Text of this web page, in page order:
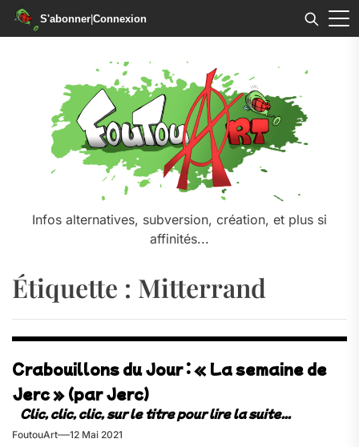
S'abonner|Connexion
Infos alternatives, subversion, création, et plus si
affinités...
Étiquette : Mitterrand
Crabouillons du Jour : « La semaine de
Jerc » (par Jerc)
FoutouArt 12 Mai 2021